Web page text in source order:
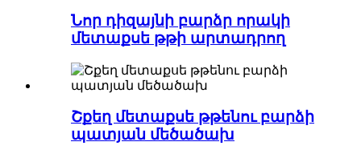
Նոր դիզայնի բարձր որակի
մետաքսե թթի արտադրող
Շքեղ մետաքսե թթենու բարձի
պատյան մեծածախ